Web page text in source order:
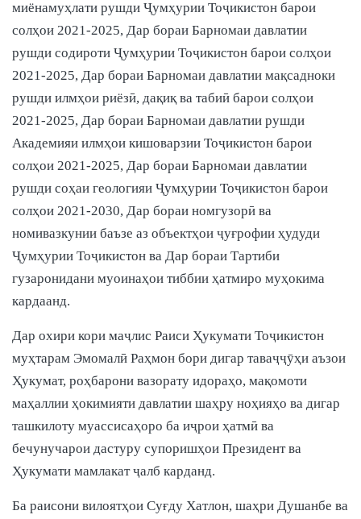
миёнамуҳлати рушди Ҷумҳурии Тоҷикистон барои
солҳои 2021-2025, Дар бораи Барномаи давлатии
рушди содироти Ҷумҳурии Тоҷикистон барои солҳои
2021-2025, Дар бораи Барномаи давлатии мақсадноки
рушди илмҳои риёзӣ, дақиқ ва табиӣ барои солҳои
2021-2025, Дар бораи Барномаи давлатии рушди
Академияи илмҳои кишоварзии Тоҷикистон барои
солҳои 2021-2025, Дар бораи Барномаи давлатии
рушди соҳаи геологияи Ҷумҳурии Тоҷикистон барои
солҳои 2021-2030, Дар бораи номгузорӣ ва
номивазкунии баъзе аз объектҳои ҷуғрофии ҳудуди
Ҷумҳурии Тоҷикистон ва Дар бораи Тартиби
гузаронидани муоинаҳои тиббии ҳатмиро муҳокима
кардаанд.
Дар охири кори маҷлис Раиси Ҳукумати Тоҷикистон
муҳтарам Эмомалӣ Раҳмон бори дигар таваҷҷӯҳи аъзои
Ҳукумат, роҳбарони вазорату идораҳо, мақомоти
маҳаллии ҳокимияти давлатии шаҳру ноҳияҳо ва дигар
ташкилоту муассисаҳоро ба иҷрои ҳатмӣ ва
бечунучарои дастуру супоришҳои Президент ва
Ҳукумати мамлакат ҷалб карданд.
Ба раисони вилоятҳои Суғду Хатлон, шаҳри Душанбе ва